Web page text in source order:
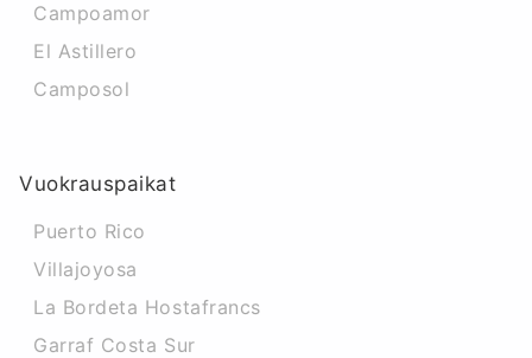
Campoamor
El Astillero
Camposol
Vuokrauspaikat
Puerto Rico
Villajoyosa
La Bordeta Hostafrancs
Garraf Costa Sur